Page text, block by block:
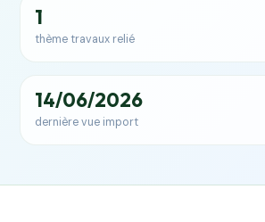
1
thème travaux relié
14/06/2026
dernière vue import